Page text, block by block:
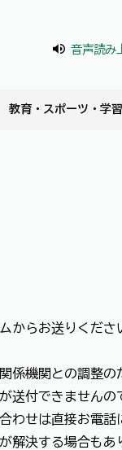
音声読み
教育・スポーツ・学習
からお送りくだ
係機関との調整
送付できませんの
わせは直接お電
解決する場合もあ